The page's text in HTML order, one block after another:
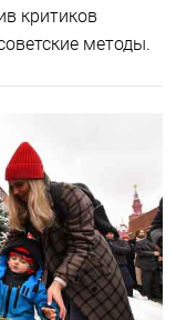
критиков
методы.